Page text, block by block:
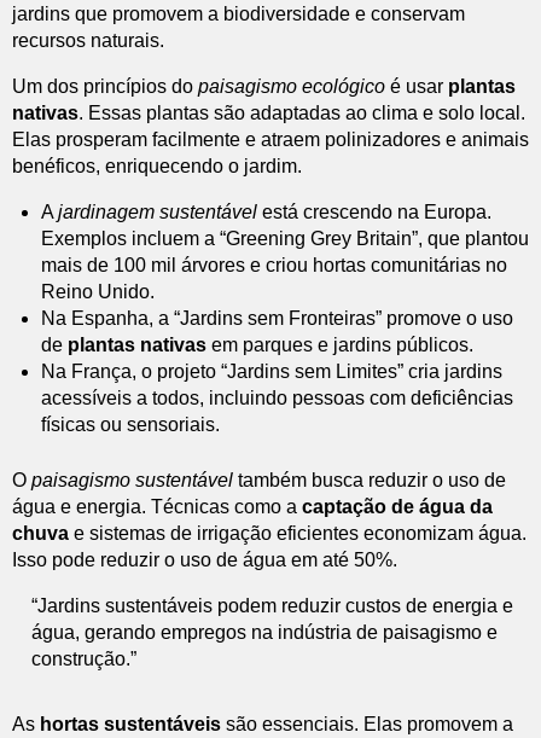
jardins que promovem a biodiversidade e conservam
recursos naturais.
Um dos princípios do paisagismo ecológico é usar plantas
nativas. Essas plantas são adaptadas ao clima e solo local.
Elas prosperam facilmente e atraem polinizadores e animais
benéficos, enriquecendo o jardim.
Ajardinagem sustentável está crescendo na Europa.
Exemplos incluem a “Greening Grey Britain”, que plantou
mais de 100 mil árvores e criou hortas comunitárias no
Reino Unido.
Na Espanha, a “Jardins sem Fronteiras” promove o uso
de plantas nativas em parques e jardins públicos.
Na França, o projeto “Jardins sem Limites” cria jardins
acessíveis a todos, incluindo pessoas com deficiências
físicas ou sensoriais.
O paisagismo sustentável também busca reduzir o uso de
água e energia. Técnicas como a captação de água da
chuva e sistemas de irrigação eficientes economizam água.
Isso pode reduzir o uso de água em até 50%.
“Jardins sustentáveis podem reduzir custos de energia e
água, gerando empregos na indústria de paisagismo e
construção.”
As hortas sustentáveis são essenciais. Elas promovem a